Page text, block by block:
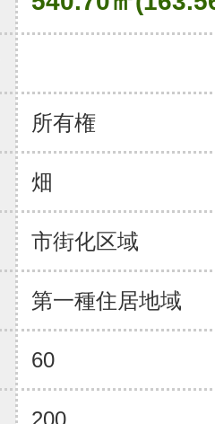
所有権
畑
市街化区域
第一種住居地域
60
200